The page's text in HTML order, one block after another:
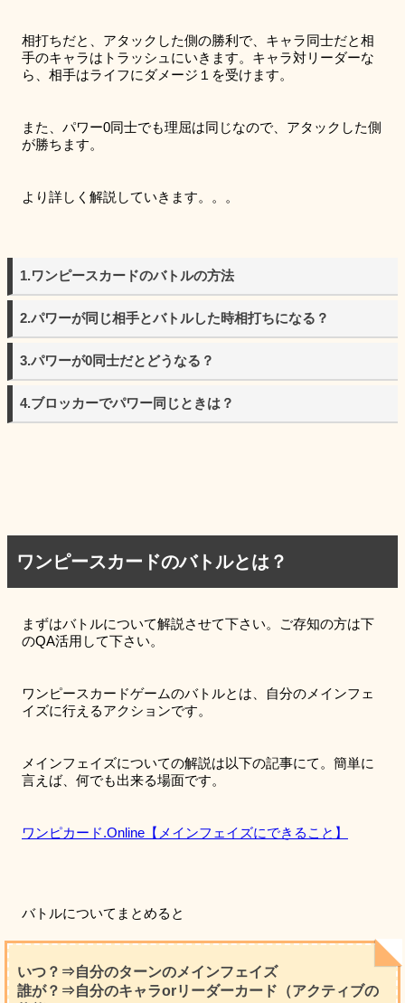
相打ちだと、アタックした側の勝利で、キャラ同士だと相
手のキャラはトラッシュにいきます。キャラ対リーダーな
ら、相手はライフにダメージ１を受けます。
また、パワー0同士でも理屈は同じなので、アタックした側
が勝ちます。
より詳しく解説していきます。。。
1.ワンピースカードのバトルの方法
2.パワーが同じ相手とバトルした時相打ちになる？
3.パワーが0同士だとどうなる？
4.ブロッカーでパワー同じときは？
ワンピースカードのバトルとは？
まずはバトルについて解説させて下さい。ご存知の方は下
のQA活用して下さい。
ワンピースカードゲームのバトルとは、自分のメインフェ
イズに行えるアクションです。
メインフェイズについての解説は以下の記事にて。簡単に
言えば、何でも出来る場面です。
ワンピカード.Online【メインフェイズにできること】
バトルについてまとめると
いつ？⇒自分のターンのメインフェイズ
誰が？⇒自分のキャラorリーダーカード（アクティブの